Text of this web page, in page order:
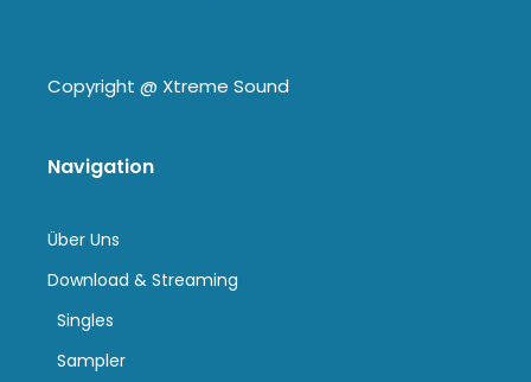
Copyright @ Xtreme Sound
Navigation
Über Uns
Download & Streaming
Singles
Sampler